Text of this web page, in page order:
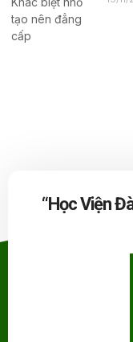
“Học Viện